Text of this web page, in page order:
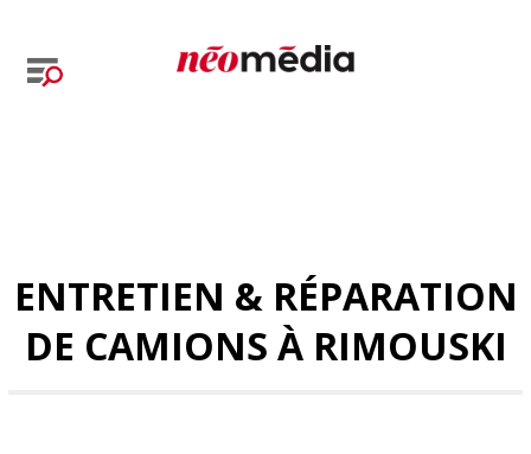
ENTRETIEN & RÉPARATION
DE CAMIONS À RIMOUSKI